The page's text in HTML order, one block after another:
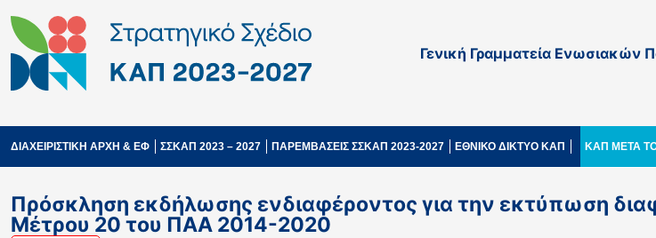
Γενική Γραμματεία
ΔΙΑΧΕΙΡΙΣΤΙΚΗ ΑΡΧΗ & ΕΦ ΣΣΚΑΠ 2023 – 2027 ΠΑΡΕΜΒΑΣΕΙΣ ΣΣΚΑΠ 2023-2027 ΕΘΝΙΚΟ ΔΙΚΤΥΟ ΚΑΠ ΚΑΠ ΜΕΤΑ
Πρόσκληση εκδήλωσης ενδιαφέροντος για την εκτύπωση
Μέτρου 20 του ΠΑΑ 2014-2020